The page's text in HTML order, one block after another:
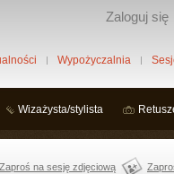
Zaloguj się
Wypożyczalnia
Wizażysta/stylista
Zaproś na sesję zdjęciową